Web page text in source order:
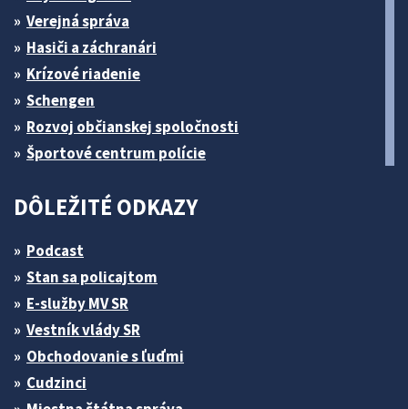
Verejná správa
Hasiči a záchranári
Krízové riadenie
Schengen
Rozvoj občianskej spoločnosti
Športové centrum polície
DÔLEŽITÉ ODKAZY
Podcast
Stan sa policajtom
E-služby MV SR
Vestník vlády SR
Obchodovanie s ľuďmi
Cudzinci